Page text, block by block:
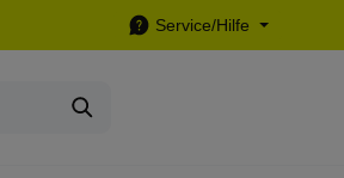
Service/Hilfe